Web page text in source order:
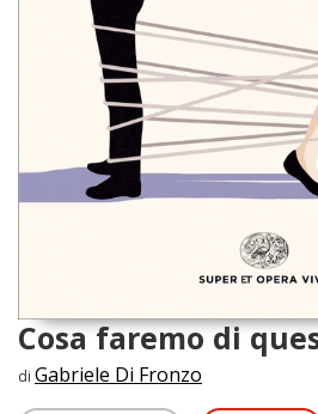
Cosa faremo di
di Gabriele Di Fronzo